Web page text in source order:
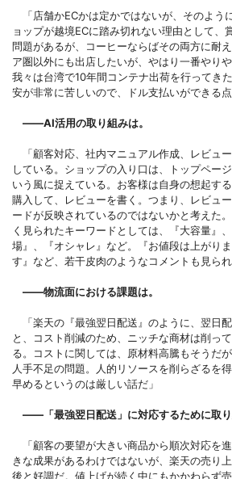
「店舗かECかは定かではないが、そのよう
ョップが越境ECに踏み切れない理由として、
問題があるが、コーヒーならばその両方に耐
ア圏以外にも出店したいが、やはり一番やり
我々は台湾で10年間コンテナ出荷を行ってき
安が非常に苦しいので、ドル支払いができる点
――AI活用の取り組みは。
「顧客対応、社内マニュアル作成、レビュ
している。ショップの入り口は、トップペー
いう風に捉えている。お客様は自身の想起す
購入して、レビューを書く。つまり、レビュ
ードが反映されているのではないかと考えた
く見られたキーワードとしては、『大容量』
場』、『オシャレ』など。『お値段は上がり
す』など、若干皮肉のようなコメントも見られ
――物流面における課題は。
「楽天の『最強翌日配送』のように、翌日
と、コスト削減のため、ニッチな商材は削っ
る。コストに関しては、原材料高騰もそうだ
人手不足の問題。人的リソースを削らざるを
早めるというのは厳しい話だ」
――「最強翌日配送」に対応するために取り
「顧客の要望が大きい商品から順次対応を
きな成果があるわけではないが、楽天の売り
後と好調だ。値上げが続く中にもかかわらず